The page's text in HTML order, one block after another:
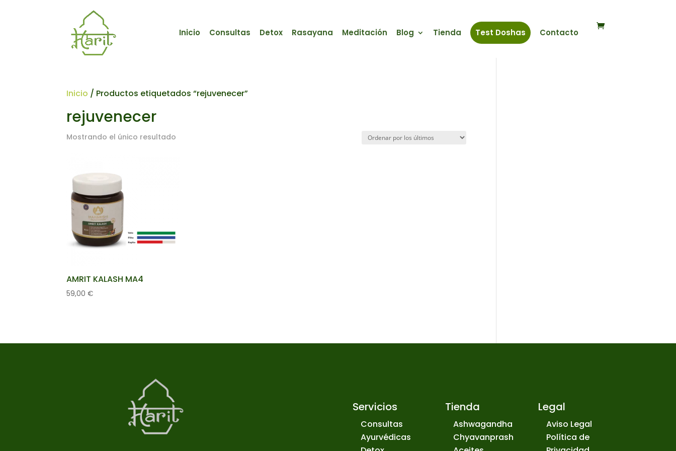
Inicio Consultas Detox Rasayana Meditación Blog Tienda Test Doshas Contacto
Inicio / Productos etiquetados “rejuvenecer”
rejuvenecer
Mostrando el único resultado
AMRIT KALASH MA4
59,00 €
Servicios
Consultas
Ayurvédicas
Tienda
Ashwagandha
Chyavanprash
Legal
Aviso Legal
Política de